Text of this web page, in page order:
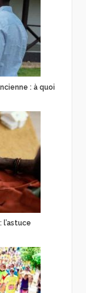
: à quoi